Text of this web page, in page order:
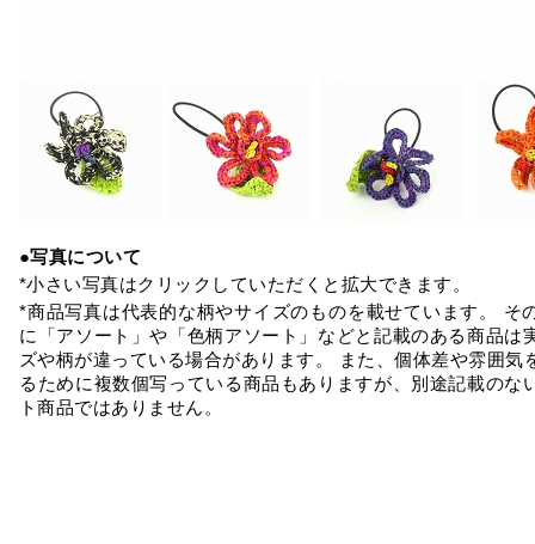
●写真について
*小さい写真はクリックしていただくと拡大できます。
*商品写真は代表的な柄やサイズのものを載せています。 そ
に「アソート」や「色柄アソート」などと記載のある商品は
ズや柄が違っている場合があります。 また、個体差や雰囲気
るために複数個写っている商品もありますが、別途記載のな
ト商品ではありません。